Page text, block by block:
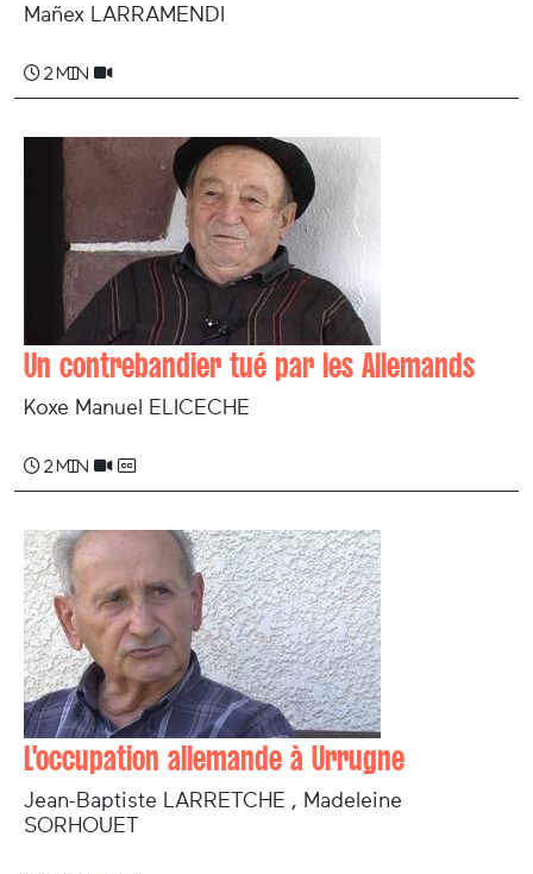
Mañex LARRAMENDI
2 min
Un contrebandier tué par les Allemands
Koxe Manuel ELICECHE
2 min
L'occupation allemande à Urrugne
Jean-Baptiste LARRETCHE , Madeleine
SORHOUET